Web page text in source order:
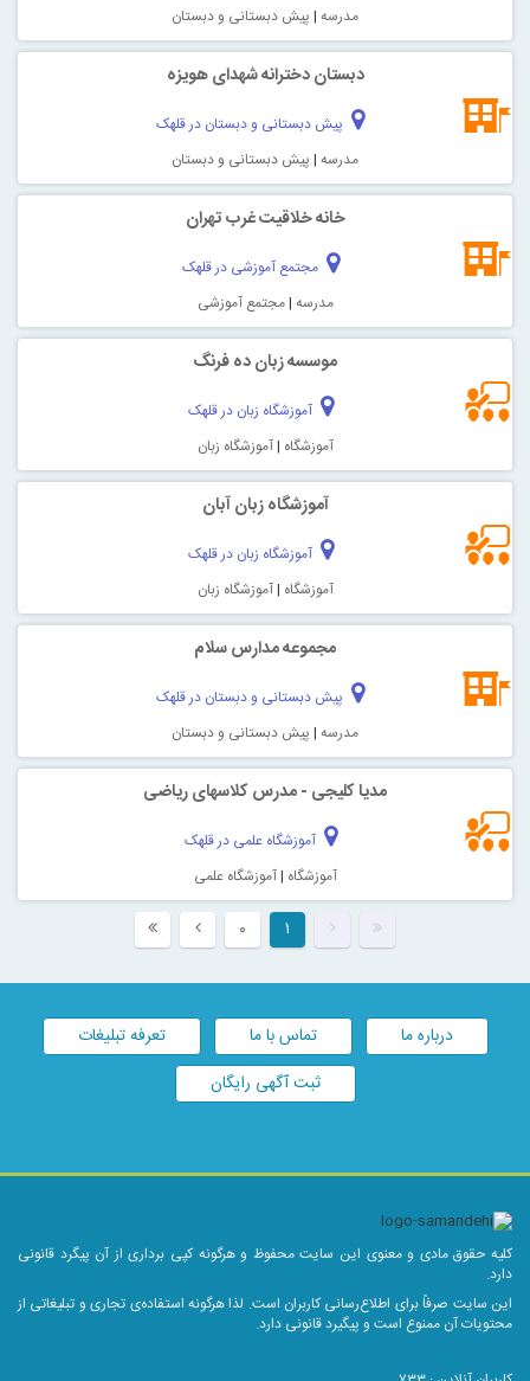
مدرسه | پیش دبستانی و دبستان
دبستان دخترانه شهدای هویزه
پیش دبستانی و دبستان در قلهک
مدرسه | پیش دبستانی و دبستان
خانه خلاقیت غرب تهران
مجتمع آموزشی در قلهک
مدرسه |مجتمع آموزشی
موسسه زبان ده فرنگ
آموزشگاه زبان در قلهک
آموزشگاه |آموزشگاه زبان
آموزشگاه زبان آبان
آموزشگاه زبان در قلهک
آموزشگاه |آموزشگاه زبان
مجموعه مدارس سلام
پیش دبستانی و دبستان در قلهک
مدرسه | پیش دبستانی و دبستان
مدیا کلیجی - مدرس کلاسهای ریاضی
آموزشگاه علمی در قلهک
آموزشگاه |آموزشگاه علمی
۱ ۰
درباره ما تماس با ما
تعرفه تبلیغات
ثبت آگهی رایگان
کلیه حقوق مادی و معنوی این سایت محفوظ و هرگونه کپی برداری از آن پیگرد قانونی
دارد.
این سایت صرفاً برای اطلاع‌رسانی کاربران است. لذا هرگونه استفاده‌ی تجاری و تبلیغاتی از
محتویات آن ممنوع است و پیگیرد قانونی دارد.